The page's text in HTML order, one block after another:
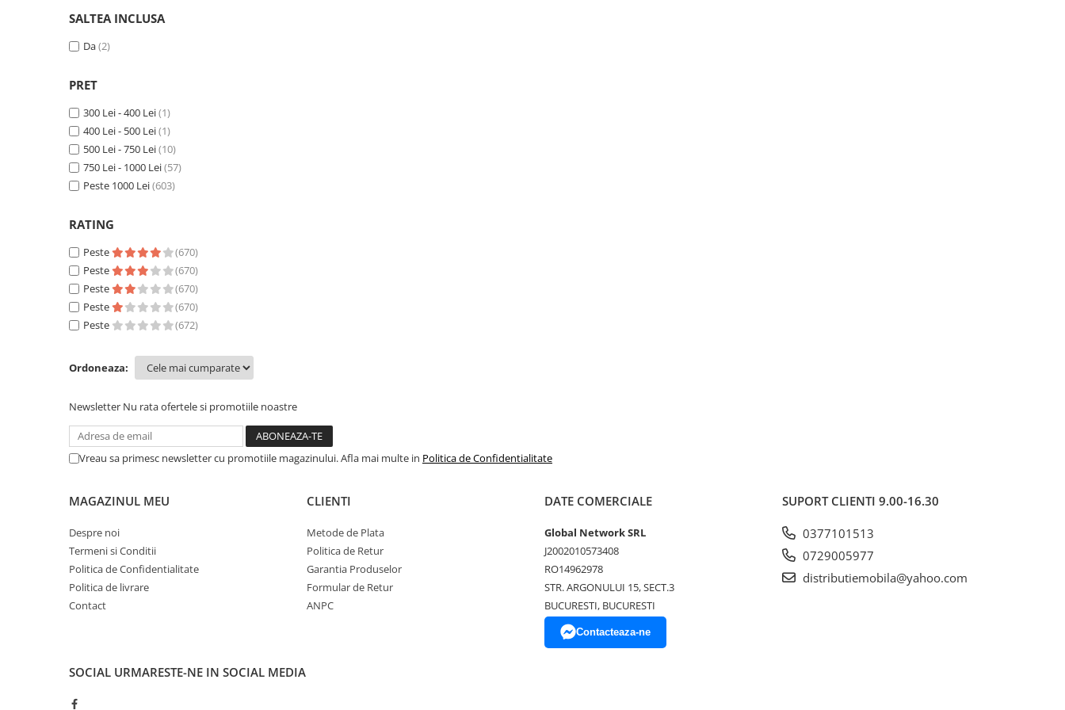
SALTEA INCLUSA
Da(2)
PRET
300 Lei - 400 Lei(1)
400 Lei - 500 Lei(1)
500 Lei - 750 Lei(10)
750 Lei - 1000 Lei(57)
Peste 1000 Lei(603)
RATING
Peste
(670)
Peste
(670)
Peste
(670)
Peste
(670)
Peste
(672)
Ordoneaza:
Newsletter Nu rata ofertele si promotiile noastre
Vreau sa primesc newsletter cu promotiile magazinului. Afla mai multe in Politica de Confidentialitate
MAGAZINUL MEU
Despre noi
Termeni si Conditii
Politica de Confidentialitate
Politica de livrare
Contact
CLIENTI
Metode de Plata
Politica de Retur
Garantia Produselor
Formular de Retur
ANPC
DATE COMERCIALE
Global Network SRL
J2002010573408
RO14962978
STR. ARGONULUI 15, SECT.3
BUCURESTI, BUCURESTI
Contacteaza-ne
SUPORT CLIENTI 9.00-16.30
0377101513
0729005977
distributiemobila@yahoo.com
SOCIAL URMARESTE-NE IN SOCIAL MEDIA